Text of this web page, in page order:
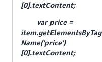
[0].textContent;
var price =
item.getElementsByTag
Name('price')
[0].textContent;